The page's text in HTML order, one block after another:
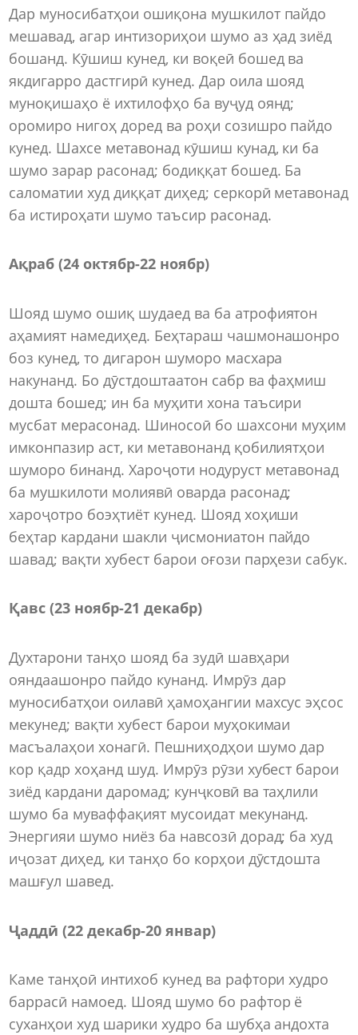
Дар муносибатҳои ошиқона мушкилот пайдо
мешавад, агар интизориҳои шумо аз ҳад зиёд
бошанд. Кӯшиш кунед, ки воқеӣ бошед ва
якдигарро дастгирӣ кунед. Дар оила шояд
муноқишаҳо ё ихтилофҳо ба вуҷуд оянд;
оромиро нигоҳ доред ва роҳи созишро пайдо
кунед. Шахсе метавонад кӯшиш кунад, ки ба
шумо зарар расонад; бодиққат бошед. Ба
саломатии худ диққат диҳед; серкорӣ метавонад
ба истироҳати шумо таъсир расонад.
Ақраб (24 октябр-22 ноябр)
Шояд шумо ошиқ шудаед ва ба атрофиятон
аҳамият намедиҳед. Беҳтараш чашмонашонро
боз кунед, то дигарон шуморо масхара
накунанд. Бо дӯстдоштаатон сабр ва фаҳмиш
дошта бошед; ин ба муҳити хона таъсири
мусбат мерасонад. Шиносоӣ бо шахсони муҳим
имконпазир аст, ки метавонанд қобилиятҳои
шуморо бинанд. Хароҷоти нодуруст метавонад
ба мушкилоти молиявӣ оварда расонад;
хароҷотро боэҳтиёт кунед. Шояд хоҳиши
беҳтар кардани шакли ҷисмониатон пайдо
шавад; вақти хубест барои оғози парҳези сабук.
Қавс (23 ноябр-21 декабр)
Духтарони танҳо шояд ба зудӣ шавҳари
ояндаашонро пайдо кунанд. Имрӯз дар
муносибатҳои оилавӣ ҳамоҳангии махсус эҳсос
мекунед; вақти хубест барои муҳокимаи
масъалаҳои хонагӣ. Пешниҳодҳои шумо дар
кор қадр хоҳанд шуд. Имрӯз рӯзи хубест барои
зиёд кардани даромад; кунҷковӣ ва таҳлили
шумо ба муваффақият мусоидат мекунанд.
Энергияи шумо ниёз ба навсозӣ дорад; ба худ
иҷозат диҳед, ки танҳо бо корҳои дӯстдошта
машғул шавед.
Ҷаддӣ (22 декабр-20 январ)
Каме танҳоӣ интихоб кунед ва рафтори худро
баррасӣ намоед. Шояд шумо бо рафтор ё
суханҳои худ шарики худро ба шубҳа андохта